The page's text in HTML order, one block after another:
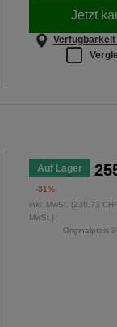
Jetzt
Verfügbarkeit
Auf Lager
-31%
inkl. MwSt. (236,73
MwSt.)
Originalpreis